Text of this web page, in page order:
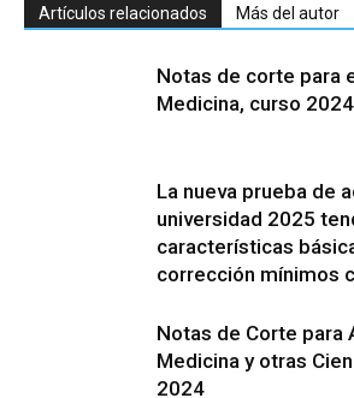
Artículos relacionados Más del autor
Notas de corte para
Medicina, curso
La nueva prueba de
universidad 2025
características
corrección mínimos
Notas de Corte para
Medicina y otras
2024